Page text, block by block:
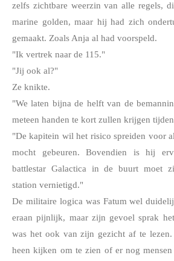
zelfs zichtbare weerzin van alle regels,
marine golden, maar hij had zich
gemaakt. Zoals Anja al had voorspeld.
"Ik vertrek naar de 115."
"Jij ook al?"
Ze knikte.
"We laten bijna de helft van de
meteen handen te kort zullen krijgen
"De kapitein wil het risico spreiden voor
mocht gebeuren. Bovendien is hij
battlestar Galactica in de buurt moet
station vernietigd."
De militaire logica was Fatum wel
eraan pijnlijk, maar zijn gevoel sprak
was het ook van zijn gezicht af te
heen kijken om te zien of er nog mensen